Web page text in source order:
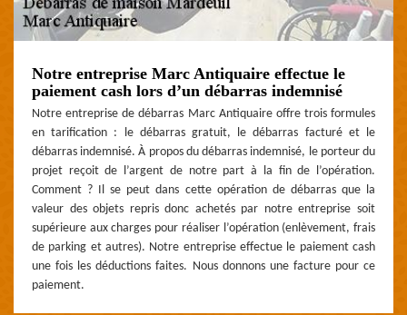
Notre entreprise Marc Antiquaire effectue le
paiement cash lors d’un débarras indemnisé
Notre entreprise de débarras Marc Antiquaire offre trois formules
en tarification : le débarras gratuit, le débarras facturé et le
débarras indemnisé. À propos du débarras indemnisé, le porteur du
projet reçoit de l’argent de notre part à la fin de l’opération.
Comment ? Il se peut dans cette opération de débarras que la
valeur des objets repris donc achetés par notre entreprise soit
supérieure aux charges pour réaliser l’opération (enlèvement, frais
de parking et autres). Notre entreprise effectue le paiement cash
une fois les déductions faites. Nous donnons une facture pour ce
paiement.